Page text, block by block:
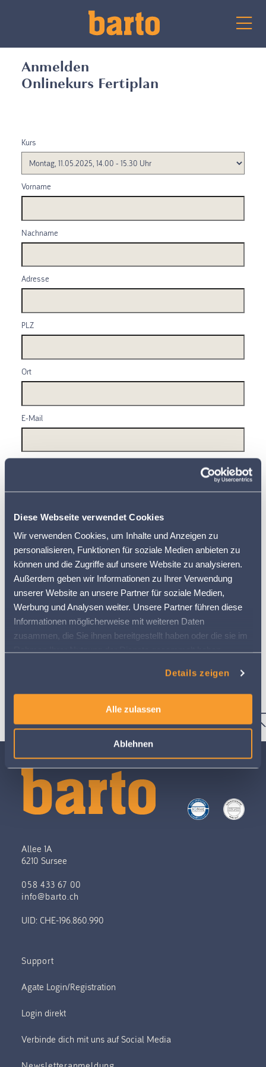
Diese Webseite verwendet Cookies
Wir verwenden Cookies, um Inhalte und Anzeigen zu
personalisieren, Funktionen für soziale Medien anbieten zu
können und die Zugriffe auf unsere Website zu analysieren.
Außerdem geben wir Informationen zu Ihrer Verwendung
unserer Website an unsere Partner für soziale Medien,
Werbung und Analysen weiter. Unsere Partner führen diese
Informationen möglicherweise mit weiteren Daten
zusammen, die Sie ihnen bereitgestellt haben oder die sie im
Rahmen Ihrer Nutzung der Dienste gesammelt haben.
Details zeigen
Alle zulassen
Ablehnen
Anmelden
Onlinekurs Fertiplan
Kurs
Vorname
Nachname
Adresse
PLZ
Ort
E-Mail
Die Terminbestätigung mit Einwahllink wird per E-Mail
versendet. Im Anhang der E-Mail befindet sich eine Anleitung zur
Nutzung von MS-Teams.
Allee 1A
6210 Sursee
058 433 67 00
info@barto.ch
UID: CHE-196.860.990
Support
Verbinde dich mit uns auf Social Media